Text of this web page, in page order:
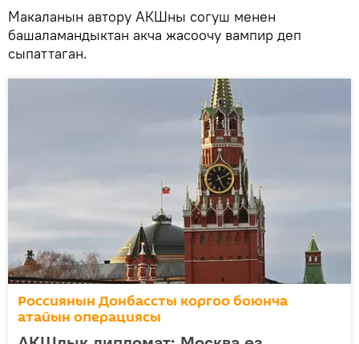
Макаланын автору АКШны согуш менен
башаламандыктан акча жасоочу вампир деп
сыпаттаган.
Россиянын Донбассты коргоо боюнча
атайын операциясы